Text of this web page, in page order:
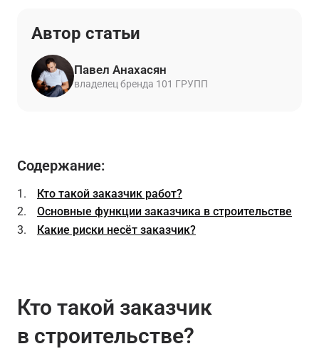
Автор статьи
Павел Анахасян
владелец бренда 101 ГРУПП
Содержание:
Кто такой заказчик работ?
Основные функции заказчика в строительстве
Какие риски несёт заказчик?
Кто такой заказчик
в строительстве?